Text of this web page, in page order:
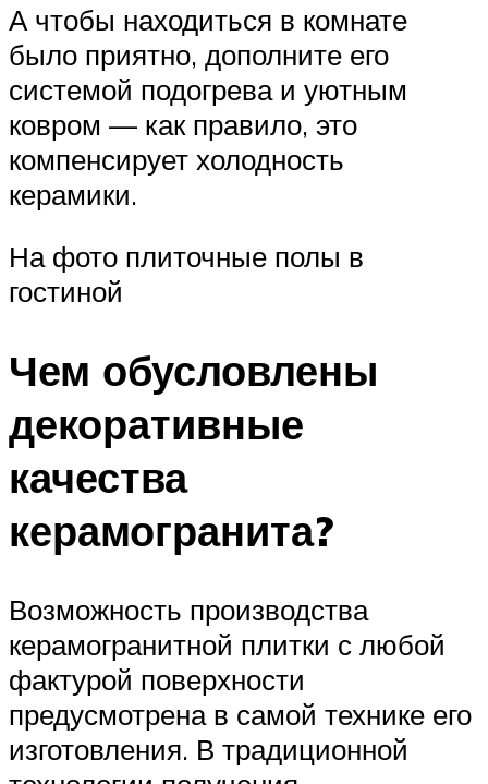
А чтобы находиться в комнате
было приятно, дополните его
системой подогрева и уютным
ковром — как правило, это
компенсирует холодность
керамики.
На фото плиточные полы в
гостиной
Чем обусловлены
декоративные
качества
керамогранита?
Возможность производства
керамогранитной плитки с любой
фактурой поверхности
предусмотрена в самой технике его
изготовления. В традиционной